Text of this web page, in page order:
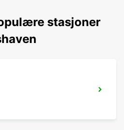
stasjoner